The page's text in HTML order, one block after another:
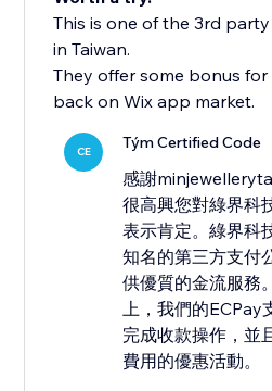
This is one of the 3rd
in Taiwan.
They offer some bonus
back on Wix app market.
CE Tým Certified Code
感謝
很高興您對綠界科
表示肯定。綠界科
知名的第三方支付
供優質的金流服務
上，我們的ECPay
完成收款操作，並
費用的優惠活動。